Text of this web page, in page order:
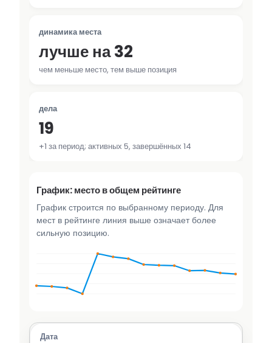
динамика места
лучше на 32
чем меньше место, тем выше позиция
дела
19
+1 за период; активных 5, завершённых 14
График: место в общем рейтинге
График строится по выбранному периоду. Для
мест в рейтинге линия выше означает более
сильную позицию.